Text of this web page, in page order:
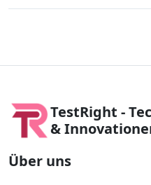
TestRight -
&
Über uns